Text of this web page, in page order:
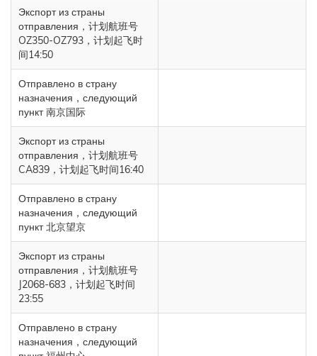
Экспорт из страны
отправления，计划航班号
OZ350-OZ793，计划起飞时
间14:50
Отправлено в страну
назначения，следующий
пункт 南京国际
Экспорт из страны
отправления，计划航班号
CA839，计划起飞时间16:40
Отправлено в страну
назначения，следующий
пункт 北京望京
Экспорт из страны
отправления，计划航班号
J2068-683，计划起飞时间
23:55
Отправлено в страну
назначения，следующий